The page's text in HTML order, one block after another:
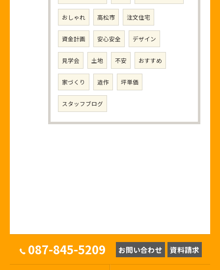
おしゃれ 高松市 注文住宅
資金計画 安心安全 デザイン
見学会 土地 不安 おすすめ
家づくり 造作 坪単価
スタッフブログ
087-845-5209 お問い合わせ 資料請求